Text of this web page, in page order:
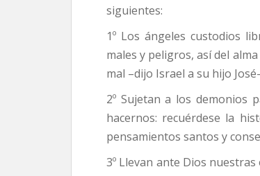
siguientes:
1º Los ángeles custodios
males y peligros, así del
mal –dijo Israel a su hijo
2º Sujetan a los demonios
hacernos: recuérdese la
pensamientos santos y
3º Llevan ante Dios